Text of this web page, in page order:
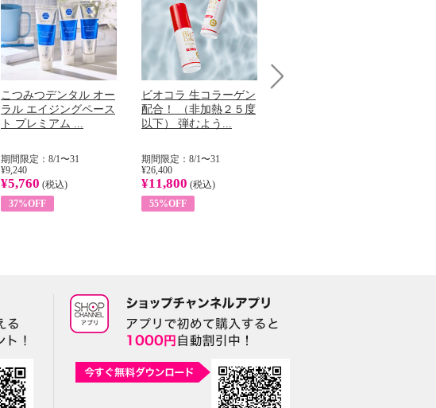
こつみつデンタル オー
ラル エイジングペース
ト プレミアム ...
期間限定：8/1〜31
¥9,240
¥5,760 (税込)
37%OFF
ビオコラ 生コラーゲン
配合！ （非加熱２５度
以下） 弾むよう...
期間限定：8/1〜31
¥26,400
¥11,800 (税込)
55%OFF